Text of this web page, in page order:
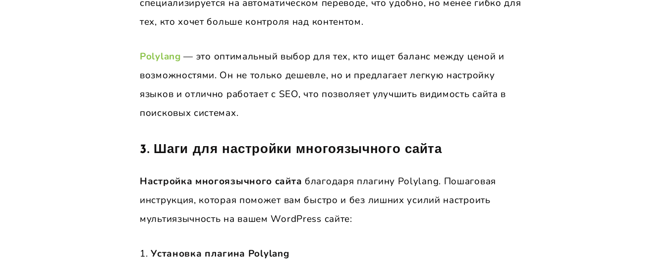
специализируется на автоматическом переводе, что удобно, но менее гибко для
тех, кто хочет больше контроля над контентом.
Polylang— это оптимальный выбор для тех, кто ищет баланс между ценой и
возможностями. Он не только дешевле, но и предлагает легкую настройку
языков и отлично работает с SEO, что позволяет улучшить видимость сайта в
поисковых системах.
3. Шаги для настройки многоязычного сайта
Настройка многоязычного сайта благодаря плагину Polylang. Пошаговая
инструкция, которая поможет вам быстро и без лишних усилий настроить
мультиязычность на вашем WordPress сайте:
1.Установка плагина Polylang